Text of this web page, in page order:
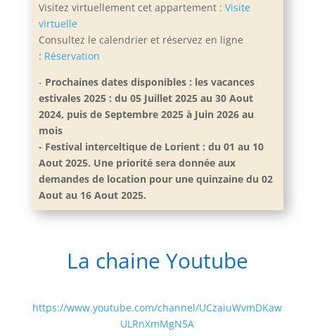
Visitez virtuellement cet appartement : Visite
virtuelle
Consultez le calendrier et réservez en ligne
: Réservation
- Prochaines dates disponibles : les vacances
estivales 2025 : du 05 Juillet 2025 au 30 Aout
2024, puis de Septembre 2025 à Juin 2026 au
mois
- Festival interceltique de Lorient : du 01 au 10
Aout 2025. Une priorité sera donnée aux
demandes de location pour une quinzaine du 02
Aout au 16 Aout 2025.
La chaine Youtube
https://www.youtube.com/channel/UCzaiuWvmDKaw
ULRnXmMgN5A